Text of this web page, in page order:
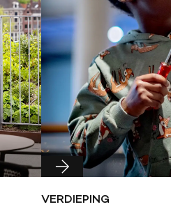
VERDIEPING